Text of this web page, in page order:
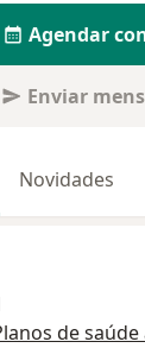
Agendar
Enviar
Novidades
de saúde